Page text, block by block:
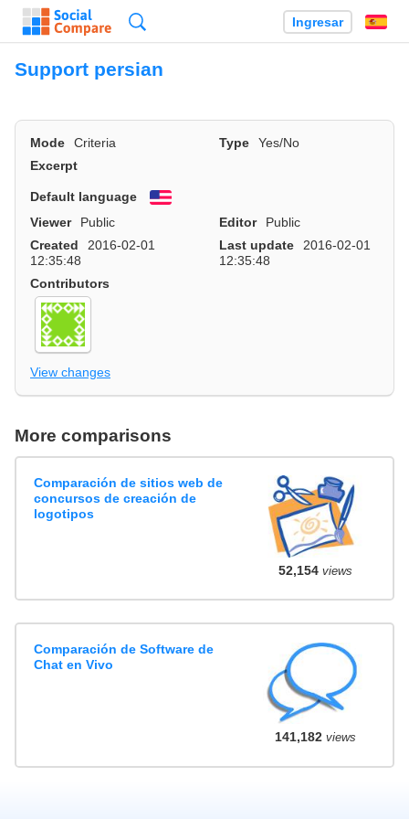
Ingresar
Support persian
Mode Criteria Type
Yes/No
Excerpt
Default language
English
Viewer
Public Editor
Public
Created
2016-02-01
12:35:48
Last update
2016-02-01
12:35:48
Contributors
View changes
More comparisons
Comparación de sitios web de
concursos de creación de
logotipos
52,154views
Comparación de Software de
Chat en Vivo
141,182views